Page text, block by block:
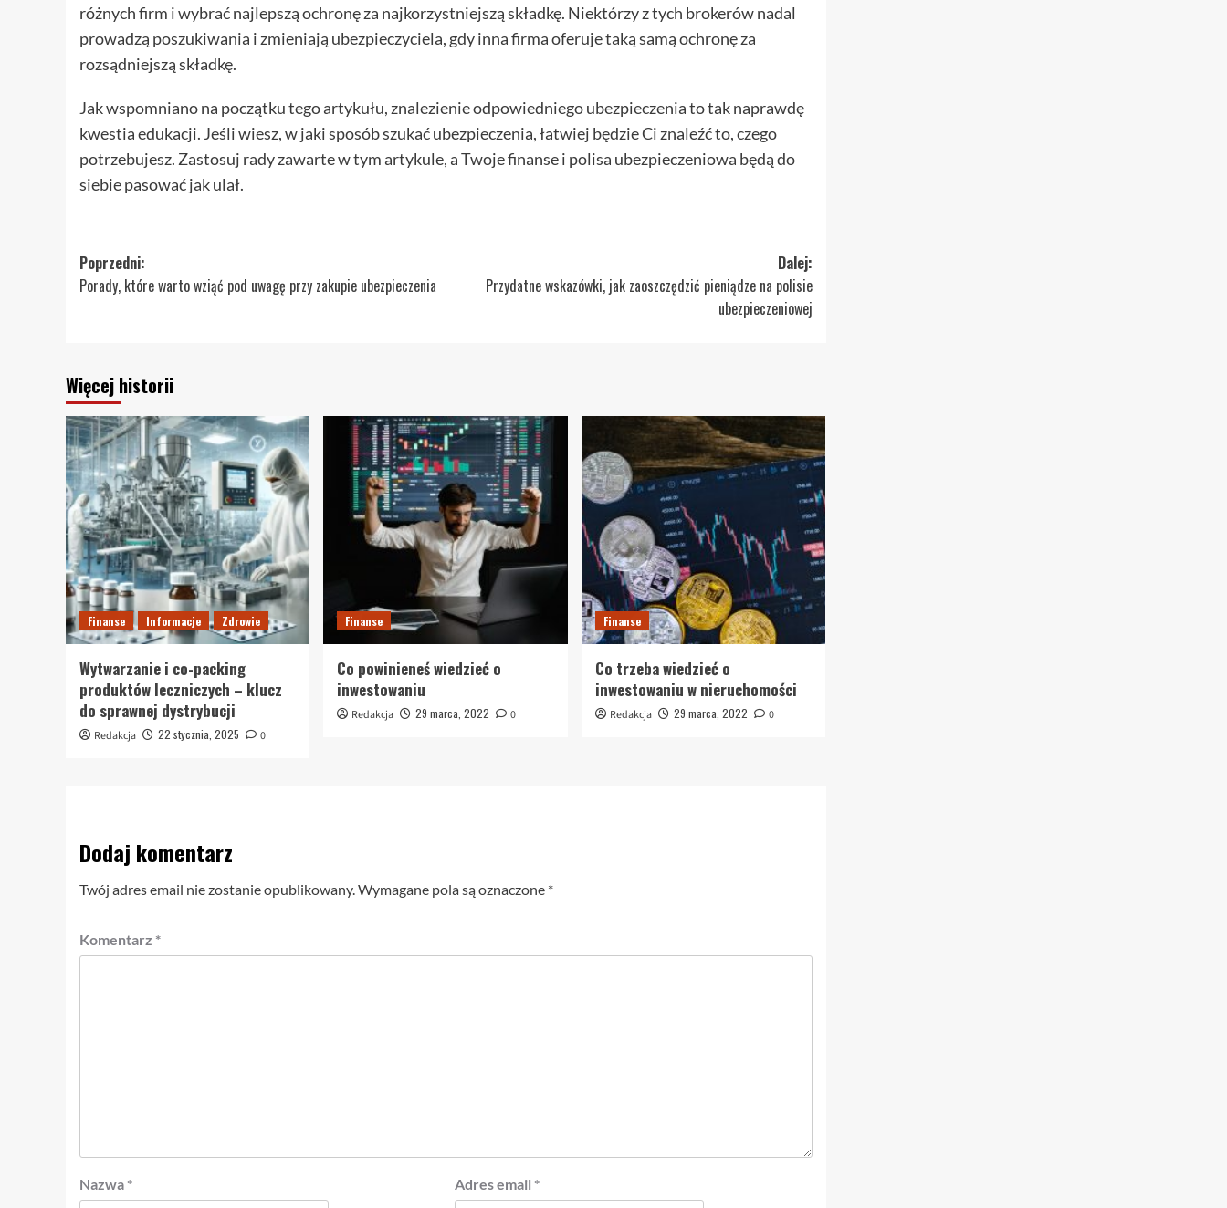
różnych firm i wybrać najlepszą ochronę za najkorzystniejszą składkę. Niektórzy z tych brokerów nadal
prowadzą poszukiwania i zmieniają ubezpieczyciela, gdy inna firma oferuje taką samą ochronę za
rozsądniejszą składkę.
Jak wspomniano na początku tego artykułu, znalezienie odpowiedniego ubezpieczenia to tak naprawdę
kwestia edukacji. Jeśli wiesz, w jaki sposób szukać ubezpieczenia, łatwiej będzie Ci znaleźć to, czego
potrzebujesz. Zastosuj rady zawarte w tym artykule, a Twoje finanse i polisa ubezpieczeniowa będą do
siebie pasować jak ulał.
Zobacz
wpisy
Poprzedni:
Porady, które warto wziąć pod uwagę przy zakupie ubezpieczenia
Dalej:
Przydatne wskazówki, jak zaoszczędzić pieniądze na polisie
ubezpieczeniowej
Więcej historii
Finanse Informacje Zdrowie
Wytwarzanie i co-packing
produktów leczniczych – klucz
do sprawnej dystrybucji
Redakcja 22 stycznia, 2025 0
Finanse
Co powinieneś wiedzieć o
inwestowaniu
Redakcja 29 marca, 2022 0
Finanse
Co trzeba wiedzieć o
inwestowaniu w nieruchomości
Redakcja 29 marca, 2022 0
Dodaj komentarz
Twój adres email nie zostanie opublikowany.Wymagane pola są oznaczone *
Komentarz *
Nazwa * Adres email *